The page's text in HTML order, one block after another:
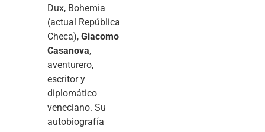
Dux, Bohemia
(actual República
Checa), Giacomo
Casanova,
aventurero,
escritor y
diplomático
veneciano. Su
autobiografía